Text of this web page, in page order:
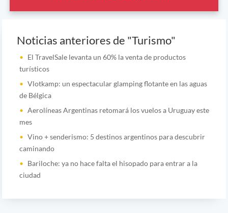
Noticias anteriores de "Turismo"
El TravelSale levanta un 60% la venta de productos
turísticos
Vlotkamp: un espectacular glamping flotante en las aguas
de Bélgica
Aerolíneas Argentinas retomará los vuelos a Uruguay este
mes
Vino + senderismo: 5 destinos argentinos para descubrir
caminando
Bariloche: ya no hace falta el hisopado para entrar a la
ciudad